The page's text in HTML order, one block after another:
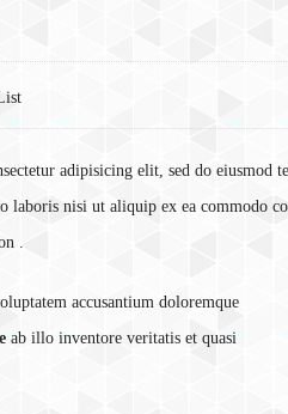
adipisicing elit, sed do
laboris nisi ut aliquip ex ea commodo
.
accusantium doloremque
ab illo inventore veritatis et quasi